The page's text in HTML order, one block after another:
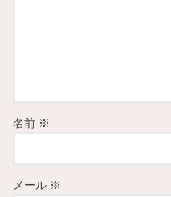
名前 ※
メール ※